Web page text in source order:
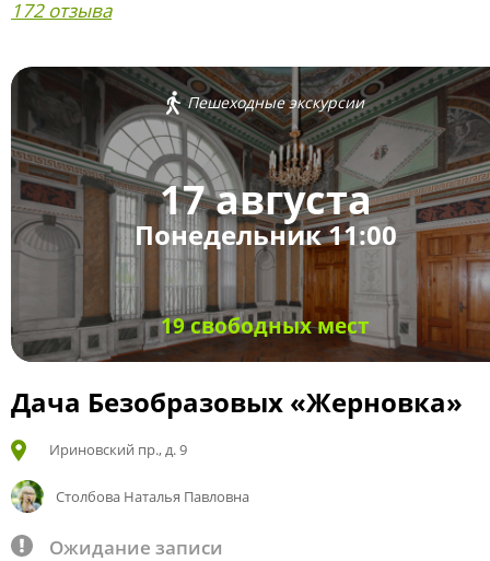
172 отзыва
Пешеходные экскурсии
17 августа
Понедельник 11:00
19 свободных мест
Дача Безобразовых «Жерновка»
Ириновский пр., д. 9
Столбова Наталья Павловна
Ожидание записи